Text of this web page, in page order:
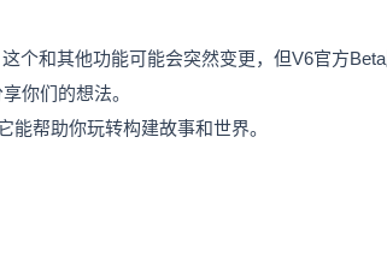
个和其他功能可能会突然变更，但V6官方Beta
你们的想法。
帮助你玩转构建故事和世界。